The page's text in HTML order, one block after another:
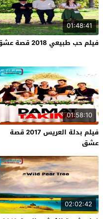
01:48:41
فيلم حب طبيعي 2018 قصة عشق
01:58:10
فيلم بدلة العريس 2017 قصة
عشق
02:02:42